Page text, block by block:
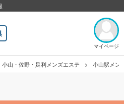
マイページ
小山・佐野・足利メンズエステ 小山駅メン